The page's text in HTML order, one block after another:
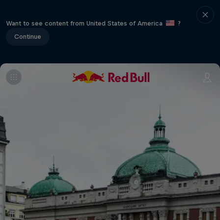
Want to see content from United States of America
?
Continue